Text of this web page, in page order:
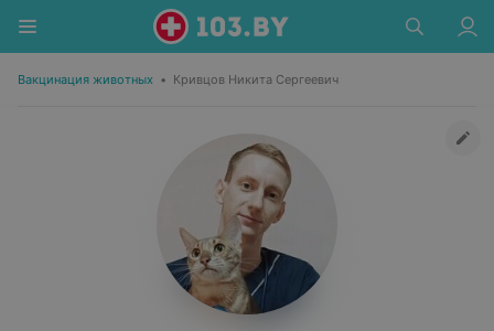
Вакцинация животных • Кривцов Никита Сергеевич